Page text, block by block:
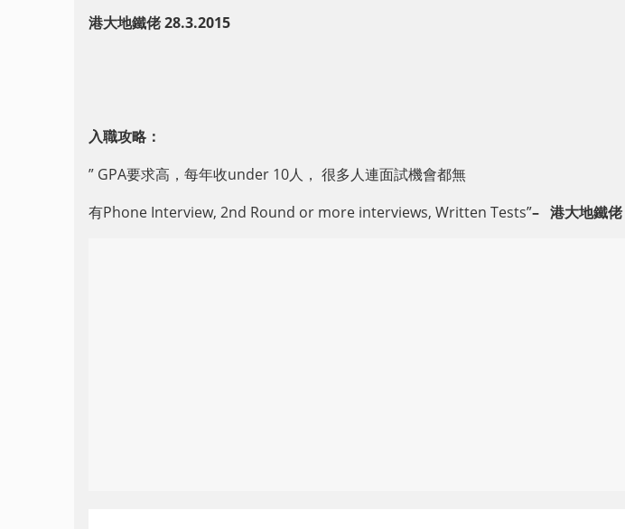
港大地鐵佬28.3.2015
入職攻略：
” GPA要求高，每年收under 10人， 很多人連面試機會都無
有Phone Interview, 2nd Round or more interviews, Written Tests”– 港大地鐵佬